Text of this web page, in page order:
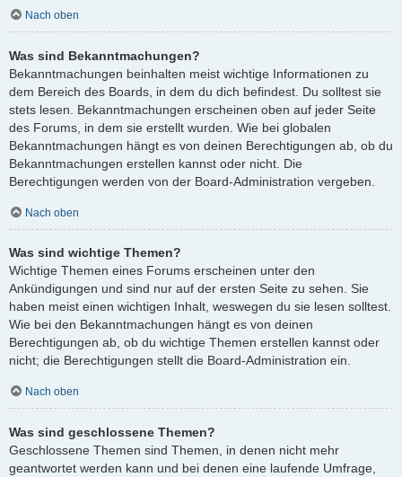
Nach oben
Was sind Bekanntmachungen?
Bekanntmachungen beinhalten meist wichtige Informationen zu
dem Bereich des Boards, in dem du dich befindest. Du solltest sie
stets lesen. Bekanntmachungen erscheinen oben auf jeder Seite
des Forums, in dem sie erstellt wurden. Wie bei globalen
Bekanntmachungen hängt es von deinen Berechtigungen ab, ob du
Bekanntmachungen erstellen kannst oder nicht. Die
Berechtigungen werden von der Board-Administration vergeben.
Nach oben
Was sind wichtige Themen?
Wichtige Themen eines Forums erscheinen unter den
Ankündigungen und sind nur auf der ersten Seite zu sehen. Sie
haben meist einen wichtigen Inhalt, weswegen du sie lesen solltest.
Wie bei den Bekanntmachungen hängt es von deinen
Berechtigungen ab, ob du wichtige Themen erstellen kannst oder
nicht; die Berechtigungen stellt die Board-Administration ein.
Nach oben
Was sind geschlossene Themen?
Geschlossene Themen sind Themen, in denen nicht mehr
geantwortet werden kann und bei denen eine laufende Umfrage,